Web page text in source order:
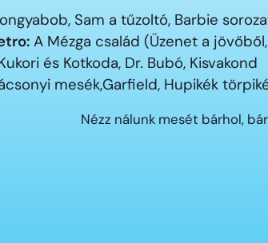
Sam a tűzoltó, Barbie
A Mézga család (Üzenet a
és Kotkoda, Dr. Bubó, Kisvakond
mesék,Garfield, Hupikék
Nézz nálunk mesét bárhol,